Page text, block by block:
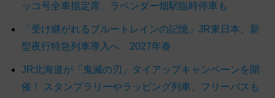
ッコ号全車指定席、ラベンダー畑駅臨時停車も
「受け継がれるブルートレインの記憶」JR東日本、新
型夜行特急列車導入へ 2027年春
JR北海道が「鬼滅の刃」タイアップキャンペーンを開
催！ スタンプラリーやラッピング列車、フリーパスも